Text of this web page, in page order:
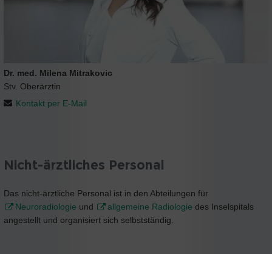
Dr. med. Milena Mitrakovic
Stv. Oberärztin
Kontakt per E-Mail
Nicht-ärztliches Personal
Das nicht-ärztliche Personal ist in den Abteilungen für
Neuroradiologie und allgemeine Radiologie des Inselspitals
angestellt und organisiert sich selbstständig.